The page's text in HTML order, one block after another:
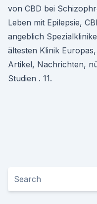
von CBD bei
Leben mit Epilepsie,
angeblich
ältesten Klinik
Artikel, Nachrichten,
Studien . 11.